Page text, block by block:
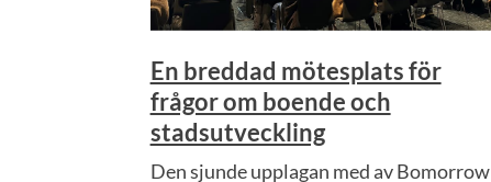
En breddad mötesplats för
frågor om boende och
stadsutveckling
Den sjunde upplagan med av Bomorrow